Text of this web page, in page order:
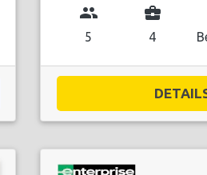
group
5
business_center
4